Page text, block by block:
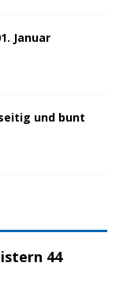
Januar
und bunt
44